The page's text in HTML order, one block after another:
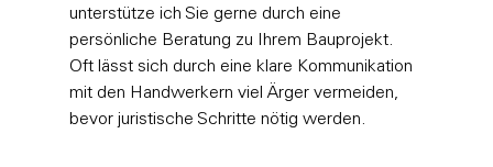
unterstütze ich Sie gerne durch eine
persönliche Beratung zu Ihrem Bauprojekt.
Oft lässt sich durch eine klare Kommunikation
mit den Handwerkern viel Ärger vermeiden,
bevor juristische Schritte nötig werden.